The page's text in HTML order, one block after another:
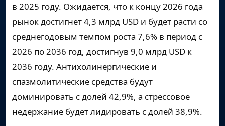
в 2025 году. Ожидается, что к концу 2026 года
рынок достигнет 4,3 млрд USD и будет расти со
среднегодовым темпом роста 7,6% в период с
2026 по 2036 год, достигнув 9,0 млрд USD к
2036 году. Антихолинергические и
спазмолитические средства будут
доминировать с долей 42,9%, а стрессовое
недержание будет лидировать с долей 38,9%.